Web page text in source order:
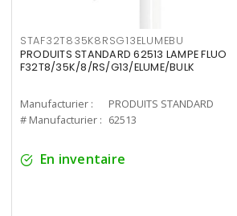
STAF32T835K8RSG13ELUMEBU
PRODUITS STANDARD 62513 LAMPE FLUO
F32T8/35K/8/RS/G13/ELUME/BULK
Manufacturier :
PRODUITS STANDARD
# Manufacturier : 62513
En inventaire